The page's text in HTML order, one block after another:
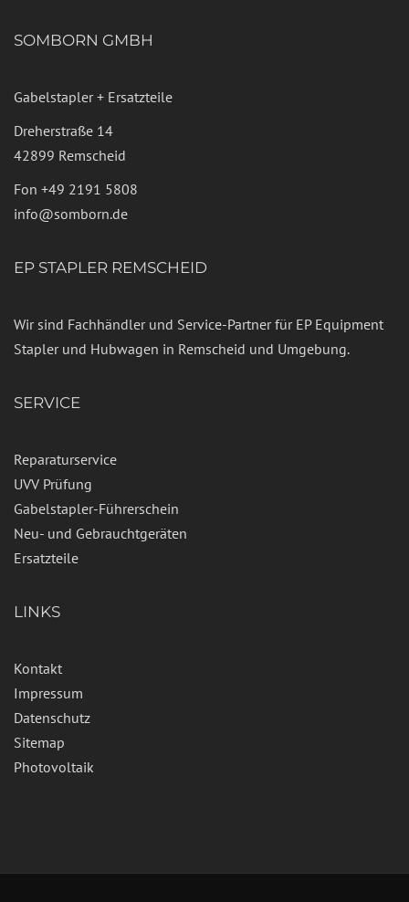
SOMBORN GMBH
Gabelstapler + Ersatzteile
Dreherstraße 14
42899 Remscheid
Fon +49 2191 5808
info@somborn.de
EP STAPLER REMSCHEID
Wir sind Fachhändler und Service-Partner für EP Equipment
Stapler und Hubwagen in Remscheid und Umgebung.
SERVICE
Reparaturservice
UVV Prüfung
Gabelstapler-Führerschein
Neu- und Gebrauchtgeräten
Ersatzteile
LINKS
Kontakt
Impressum
Datenschutz
Sitemap
Photovoltaik